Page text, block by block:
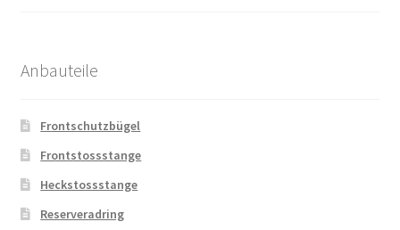
Anbauteile
Frontschutzbügel
Frontstossstange
Heckstossstange
Reserveradring